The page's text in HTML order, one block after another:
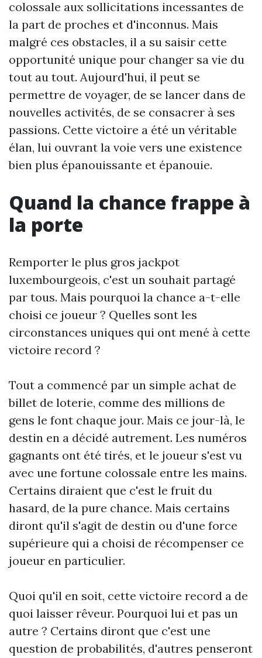
colossale aux sollicitations incessantes de
la part de proches et d'inconnus. Mais
malgré ces obstacles, il a su saisir cette
opportunité unique pour changer sa vie du
tout au tout. Aujourd'hui, il peut se
permettre de voyager, de se lancer dans de
nouvelles activités, de se consacrer à ses
passions. Cette victoire a été un véritable
élan, lui ouvrant la voie vers une existence
bien plus épanouissante et épanouie.
Quand la chance frappe à
la porte
Remporter le plus gros jackpot
luxembourgeois, c'est un souhait partagé
par tous. Mais pourquoi la chance a-t-elle
choisi ce joueur ? Quelles sont les
circonstances uniques qui ont mené à cette
victoire record ?
Tout a commencé par un simple achat de
billet de loterie, comme des millions de
gens le font chaque jour. Mais ce jour-là, le
destin en a décidé autrement. Les numéros
gagnants ont été tirés, et le joueur s'est vu
avec une fortune colossale entre les mains.
Certains diraient que c'est le fruit du
hasard, de la pure chance. Mais certains
diront qu'il s'agit de destin ou d'une force
supérieure qui a choisi de récompenser ce
joueur en particulier.
Quoi qu'il en soit, cette victoire record a de
quoi laisser rêveur. Pourquoi lui et pas un
autre ? Certains diront que c'est une
question de probabilités, d'autres penseront